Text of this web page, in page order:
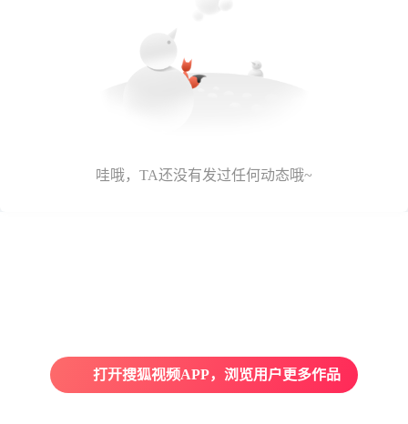
哇哦，TA还没有发过任何动态哦~
打开搜狐视频APP，浏览用户更多作品